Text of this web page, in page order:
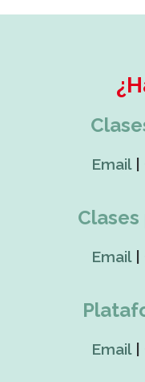
Email|
Email|
Email|